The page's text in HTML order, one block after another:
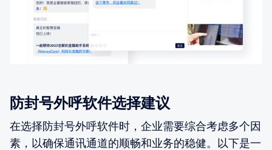
防封号外呼软件选择建议
在选择防封号外呼软件时，企业需要综合考虑多个因
素，以确保通讯通道的顺畅和业务的稳健。以下是一